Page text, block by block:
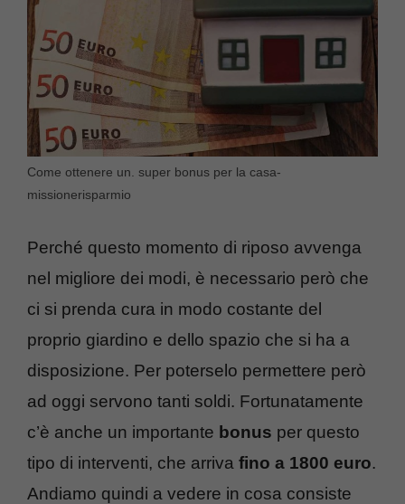
Come ottenere un. super bonus per la casa-
missionerisparmio
Perché questo momento di riposo avvenga
nel migliore dei modi, è necessario però che
ci si prenda cura in modo costante del
proprio giardino e dello spazio che si ha a
disposizione. Per poterselo permettere però
ad oggi servono tanti soldi. Fortunatamente
c’è anche un importante bonus per questo
tipo di interventi, che arriva fino a 1800 euro.
Andiamo quindi a vedere in cosa consiste